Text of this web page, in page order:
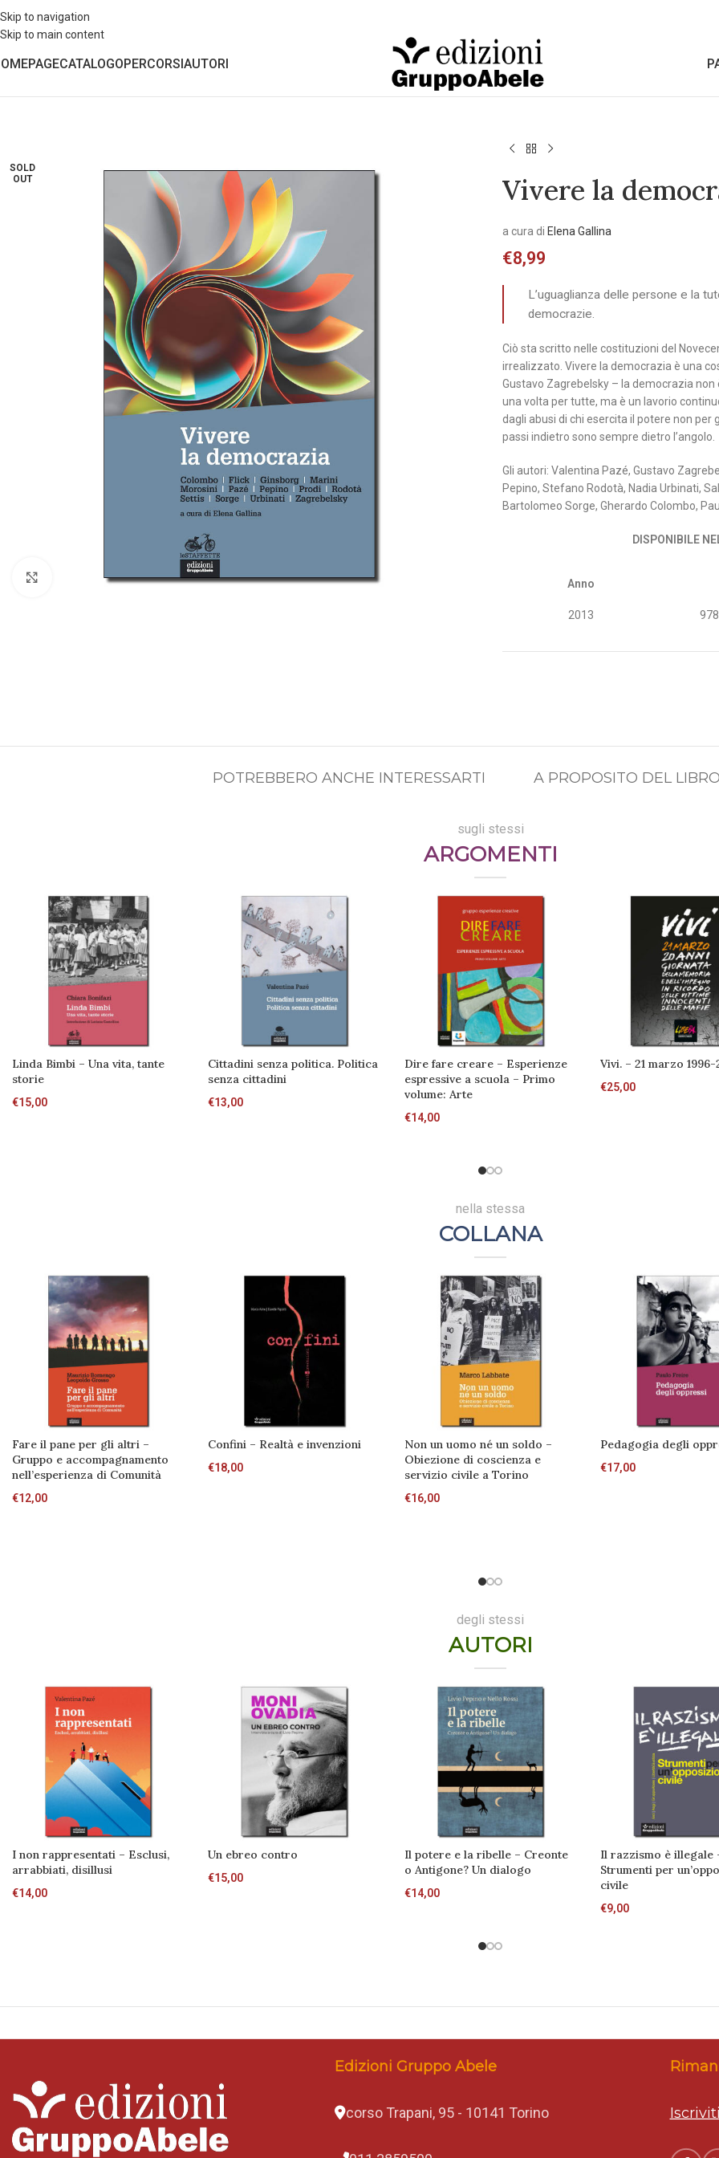
Skip to navigation
Skip to main content
CATALOGOPERCORSIAUTORI
SOLD
OUT
Allarga l'immagine
Vivere la
a cura di Elena Gallina
€8,99
L’uguaglianza delle persone e la
democrazie.
Ciò sta scritto nelle costituzioni del
irrealizzato. Vivere la democrazia è una
Gustavo Zagrebelsky – la democrazia
una volta per tutte, ma è un lavorio
dagli abusi di chi esercita il potere non per
passi indietro sono sempre dietro l’angolo.
Gli autori: Valentina Pazé, Gustavo
Pepino, Stefano Rodotà, Nadia Urbinati,
Bartolomeo Sorge, Gherardo Colombo,
DISPONIBILE
Anno
2013
POTREBBERO ANCHE INTERESSARTI A PROPOSITO DEL LIBRO
sugli stessi
ARGOMENTI
Linda Bimbi – Una vita, tante
storie
€15,00
Cittadini senza politica. Politica
senza cittadini
€13,00
Dire fare creare – Esperienze
espressive a scuola – Primo
volume: Arte
€14,00
Vivi. – 21 marzo 1996-
€25,00
nella stessa
COLLANA
Fare il pane per gli altri –
Gruppo e accompagnamento
nell’esperienza di Comunità
€12,00
Confini – Realtà e invenzioni
€18,00
Non un uomo né un soldo –
Obiezione di coscienza e
servizio civile a Torino
€16,00
Pedagogia degli
€17,00
degli stessi
AUTORI
I non rappresentati – Esclusi,
arrabbiati, disillusi
€14,00
Un ebreo contro
€15,00
Il potere e la ribelle – Creonte
o Antigone? Un dialogo
€14,00
Il razzismo è illegale
Strumenti per
civile
€9,00
Edizioni Gruppo Abele
corso Trapani, 95 - 10141 Torino